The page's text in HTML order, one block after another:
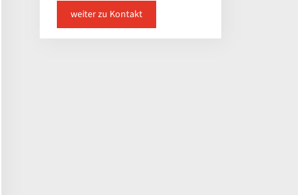
weiter zu Kontakt